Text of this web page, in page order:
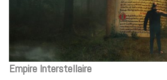
Empire Interstellaire